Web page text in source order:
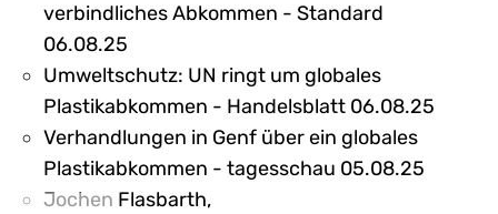
verbindliches Abkommen - Standard
06.08.25
Umweltschutz: UN ringt um globales
Plastikabkommen - Handelsblatt 06.08.25
Verhandlungen in Genf über ein globales
Plastikabkommen - tagesschau 05.08.25
Jochen Flasbarth,